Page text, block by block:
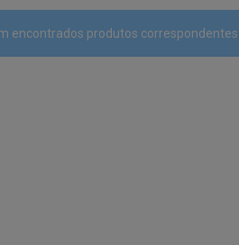
encontrados produtos correspondentes